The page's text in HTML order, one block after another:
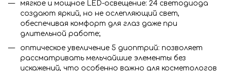
мягкое и мощное LED-освещение: 24 светодиода
создают яркий, но не ослепляющий свет,
обеспечивая комфорт для глаз даже при
длительной работе;
оптическое увеличение 5 диоптрий: позволяет
рассматривать мельчайшие элементы без
искажений, что особенно важно для косметологов